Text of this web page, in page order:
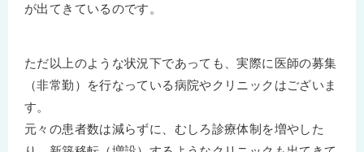
が出てきているのです。
ただ以上のような状況下であっても、実際に医師の募集
（非常勤）を行なっている病院やクリニックはございま
す。
元々の患者数は減らずに、むしろ診療体制を増やした